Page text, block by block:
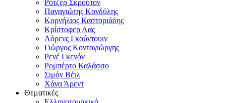
Ρότζερ Σκρούτον
Παναγιώτης Κονδύλης
Κορνήλιος Καστοριάδης
Κρίστοφερ Λας
Λόρενς Γκούντουιν
Γιώργος Κοντογιώργης
Ρενέ Γκενόν
Ρομπέρτο Καλάσσο
Σιμόν Βέιλ
Χάνα Άρεντ
Θεματικές